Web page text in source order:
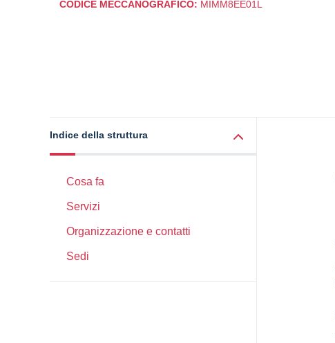
CODICE MECCANOGRAFICO: MIMM8EE01L
Indice della struttura
Cosa fa
Servizi
Organizzazione e contatti
Sedi